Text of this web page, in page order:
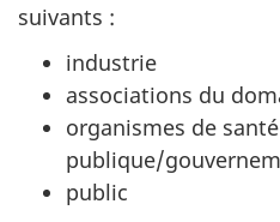
suivants :
industrie
associations du
organismes de santé
publique/
public